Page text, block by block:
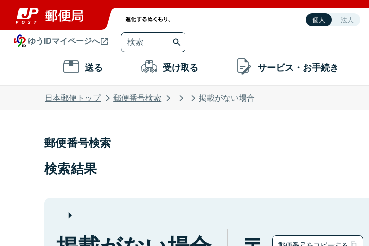
個人 法人
ゆうIDマイページへ
送る 受け取る サービス・お手続き
日本郵便トップ 郵便番号検索 掲載がない場合
郵便番号検索
検索結果